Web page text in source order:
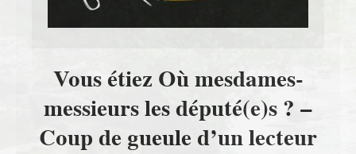
Vous étiez Où mesdames-
messieurs les député(e)s ? –
Coup de gueule d’un lecteur